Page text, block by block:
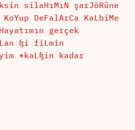
silaHıMıN şarJöRüne
DeFalArCa KaLbiMe
gerçek
ßi fiLmin
*kaLßin kadar